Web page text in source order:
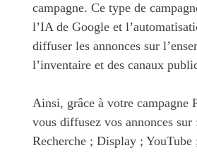
campagne. Ce type de
l’IA de Google et
diffuser les annonces sur
l’inventaire et des canaux
Ainsi, grâce à votre campagne
vous diffusez vos annonces sur
Recherche ; Display ;